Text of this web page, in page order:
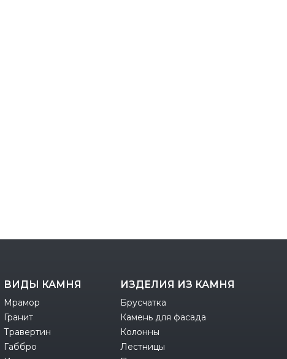
ВИДЫ КАМНЯ
Мрамор
Гранит
Травертин
Габбро
ИЗДЕЛИЯ ИЗ КАМНЯ
Брусчатка
Камень для фасада
Колонны
Лестницы